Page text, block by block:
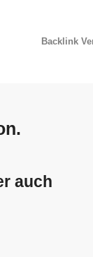
Backlink
auch